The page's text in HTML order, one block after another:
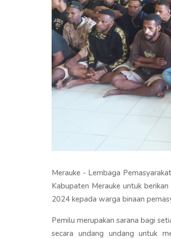
Merauke - Lembaga
Kabupaten Merauke untuk
2024 kepada warga binaan
Pemilu merupakan sarana bagi
secara undang undang untuk